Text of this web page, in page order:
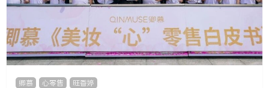
卿慕 心零售 旺香婷